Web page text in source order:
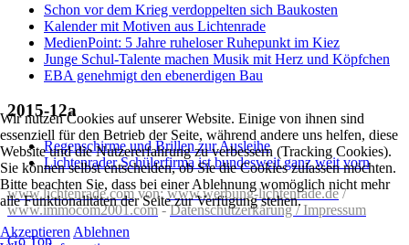
Schon vor dem Krieg verdoppelten sich Baukosten
Kalender mit Motiven aus Lichtenrade
MedienPoint: 5 Jahre ruheloser Ruhepunkt im Kiez
Junge Schul-Talente machen Musik mit Herz und Köpfchen
EBA genehmigt den ebenerdigen Bau
2015-12a
Regenschirme und Brillen zur Ausleihe
Lichtenrader Schülerfirma ist bundesweit ganz weit vorn
www.lichtenrade.comvon:www.werbung-lichtenrade.de/
www.immocom2001.com-Datenschutzerkärung / Impressum
Go Top
Wir nutzen Cookies auf unserer Website. Einige von ihnen sind
essenziell für den Betrieb der Seite, während andere uns helfen, diese
Website und die Nutzererfahrung zu verbessern (Tracking Cookies).
Sie können selbst entscheiden, ob Sie die Cookies zulassen möchten.
Bitte beachten Sie, dass bei einer Ablehnung womöglich nicht mehr
alle Funktionalitäten der Seite zur Verfügung stehen.
Akzeptieren Ablehnen